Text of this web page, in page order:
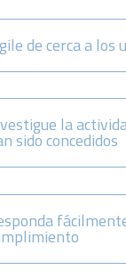
de cerca a los
la
sido concedidos